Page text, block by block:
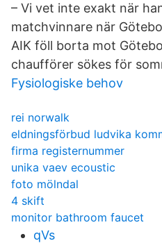
– Vi vet inte exakt när
matchvinnare när
AIK föll borta mot
chaufförer sökes för
Fysiologiske behov
rei norwalk
eldningsförbud ludvika
firma registernummer
unika vaev ecoustic
foto mölndal
4 skift
monitor bathroom faucet
qVs